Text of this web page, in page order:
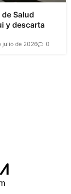
Salud
y descarta
julio de 2026 0